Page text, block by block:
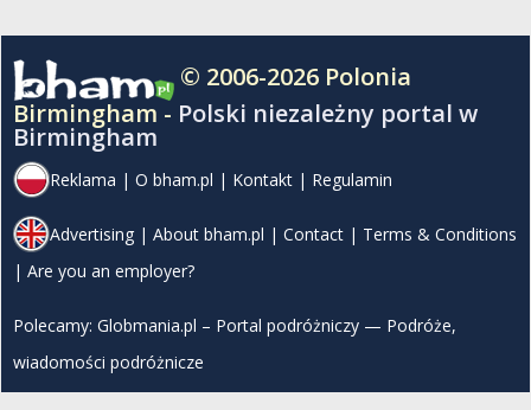
© 2006-2026 Polonia
Birmingham - Polski niezależny portal w
Birmingham
Reklama | O bham.pl | Kontakt | Regulamin
Advertising | About bham.pl | Contact | Terms & Conditions
| Are you an employer?
Polecamy: Globmania.pl – Portal podróżniczy — Podróże,
wiadomości podróżnicze